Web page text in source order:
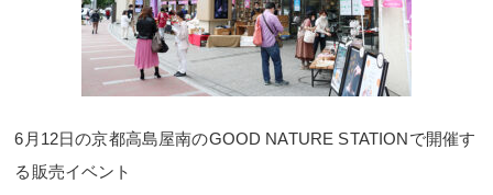
6月12日の京都高島屋南のGOOD NATURE STATIONで開催す
る販売イベント